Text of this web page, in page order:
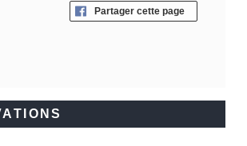
Partager cette page